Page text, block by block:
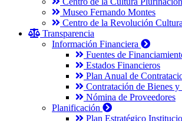
Museo Fernando Montes
Centro de la Revolución
Transparencia
Información Financiera
Fuentes de
Estados Financieros
Plan Anual de
Contratación de Bienes
Nómina de Proveedores
Planificación
Plan Estratégico